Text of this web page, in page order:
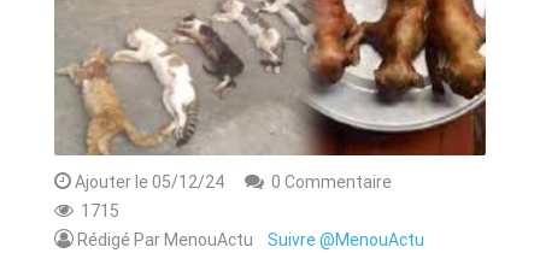
Ajouter le 05/12/24
0 Commentaire
1715
Rédigé Par MenouActu Suivre @MenouActu